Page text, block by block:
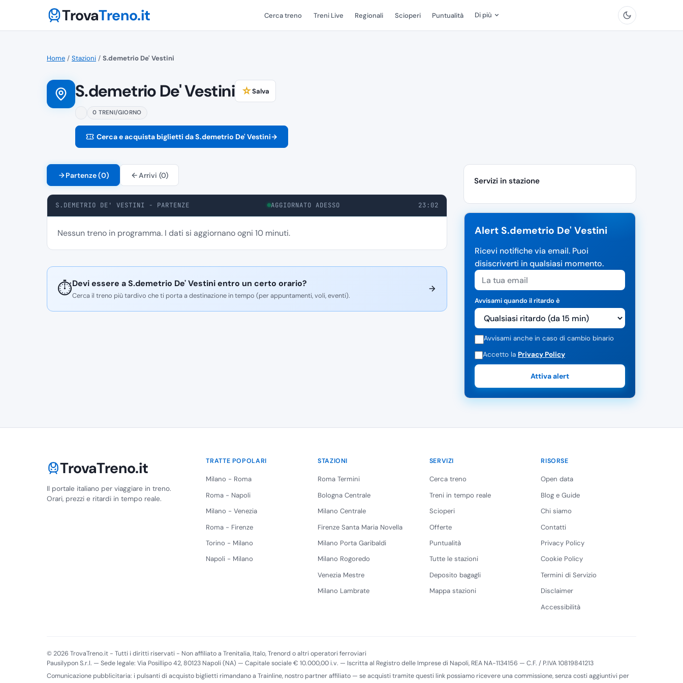
TrovaTreno.it Cerca treno Treni Live Regionali Scioperi Puntualità Di più
Home / Stazioni / S.demetrio De' Vestini
S.demetrio De' Vestini ☆Salva
0 TRENI/GIORNO
Cerca e acquista biglietti da S.demetrio De' Vestini→
Partenze (0) Arrivi (0)
S.DEMETRIO DE' VESTINI - PARTENZE AGGIORNATO ADESSO 23:02
Nessun treno in programma. I dati si aggiornano ogni 10 minuti.
⏱️Devi essere a S.demetrio De' Vestini entro un certo orario?
Cerca il treno più tardivo che ti porta a destinazione in tempo (per appuntamenti, voli, eventi).
Servizi in stazione
Alert S.demetrio De' Vestini
Ricevi notifiche via email. Puoi
disiscriverti in qualsiasi momento.
Avvisami quando il ritardo è
Avvisami anche in caso di cambio binario
Accetto la Privacy Policy
Attiva alert
TrovaTreno.it
Il portale italiano per viaggiare in treno.
Orari, prezzi e ritardi in tempo reale.
TRATTE POPOLARI
Milano - Roma
Roma - Napoli
Milano - Venezia
Roma - Firenze
Torino - Milano
Napoli - Milano
STAZIONI
Roma Termini
Bologna Centrale
Milano Centrale
Firenze Santa Maria Novella
Milano Porta Garibaldi
Milano Rogoredo
Venezia Mestre
Milano Lambrate
SERVIZI
Cerca treno
Treni in tempo reale
Scioperi
Offerte
Puntualità
Tutte le stazioni
Deposito bagagli
Mappa stazioni
RISORSE
Open data
Blog e Guide
Chi siamo
Contatti
Privacy Policy
Cookie Policy
Termini di Servizio
Disclaimer
Accessibilità
© 2026 TrovaTreno.it - Tutti i diritti riservati - Non affiliato a Trenitalia, Italo, Trenord o altri operatori ferroviari
Pausilypon S.r.l. — Sede legale: Via Posillipo 42, 80123 Napoli (NA) — Capitale sociale € 10.000,00 i.v. — Iscritta al Registro delle Imprese di Napoli, REA NA-1134156 — C.F. / P.IVA 10819841213
Comunicazione pubblicitaria: i pulsanti di acquisto biglietti rimandano a Trainline, nostro partner affiliato — se acquisti tramite questi link possiamo ricevere una commissione, senza costi aggiuntivi per